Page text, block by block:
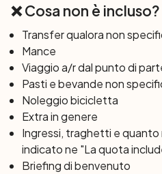
❌ Cosa non è incluso?
Transfer qualora non
Mance
Viaggio a/r dal punto di
Pasti e bevande non
Noleggio bicicletta
Extra in genere
Ingressi, traghetti e
indicato ne "La quota
Briefing di benvenuto